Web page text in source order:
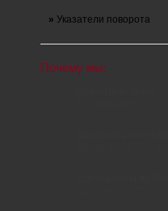
» Указатели поворота
Почему мы: